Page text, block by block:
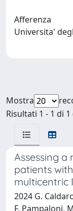
Afferenza
Universita'
Mostra
Risultati 1 - 1 di
Assessing
patients
multicentric
2024 G.
F. Pampaloni,